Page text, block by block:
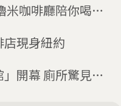
米咖啡廳陪你喝下
現身紐約
所驚見歐